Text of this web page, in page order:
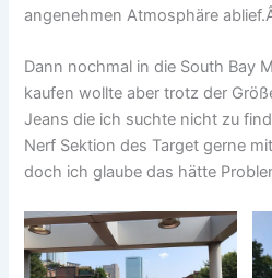
angenehmen Atmosphäre
Dann nochmal in die South Bay
kaufen wollte aber trotz der
Jeans die ich suchte nicht zu
Nerf Sektion des Target gerne
doch ich glaube das hätte